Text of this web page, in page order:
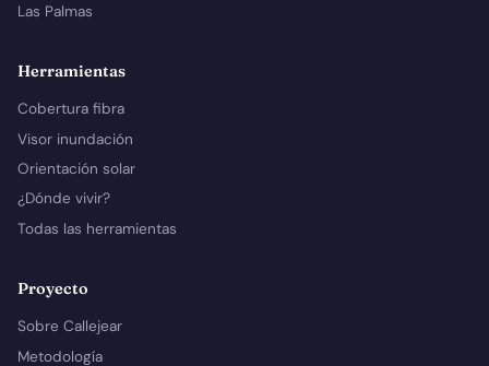
Las Palmas
Herramientas
Cobertura fibra
Visor inundación
Orientación solar
¿Dónde vivir?
Todas las herramientas
Proyecto
Sobre Callejear
Metodología